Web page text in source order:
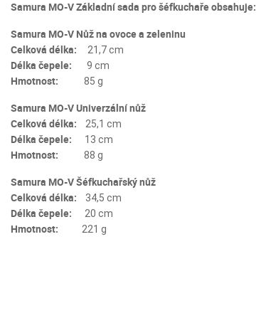
Samura MO-V Základní sada pro šéfkuchaře obsahuje:
Samura MO-V Nůž na ovoce a zeleninu
Celková délka: 21,7 cm
Délka čepele: 9 cm
Hmotnost: 85 ​g
Samura MO-V Univerzální nůž
Celková délka:
25,1 cm
Délka čepele: 13 cm
Hmotnost: 88 ​g
Samura MO-V Šéfkuchařský nůž
Celková délka:
34,5 cm
Délka čepele: 20 cm
Hmotnost: 221 ​g